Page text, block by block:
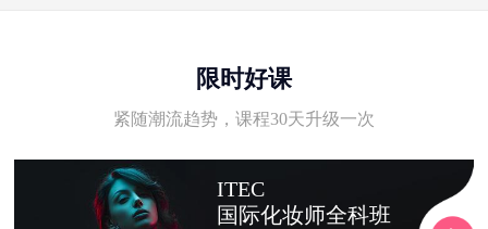
限时好课
紧随潮流趋势，课程30天升级一次
ITEC
国际化妆师全科班